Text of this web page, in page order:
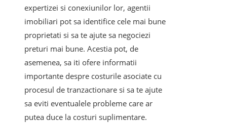
expertizei si conexiunilor lor, agentii
imobiliari pot sa identifice cele mai bune
proprietati si sa te ajute sa negociezi
preturi mai bune. Acestia pot, de
asemenea, sa iti ofere informatii
importante despre costurile asociate cu
procesul de tranzactionare si sa te ajute
sa eviti eventualele probleme care ar
putea duce la costuri suplimentare.